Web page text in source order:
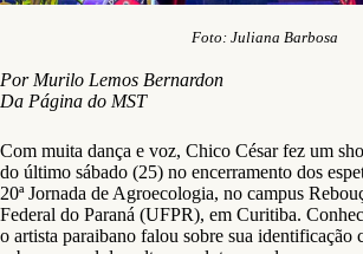
Foto: Juliana Barbosa
Por Murilo Lemos Bernardon
Da Página do MST
Com muita dança e voz, Chico César fez um
do último sábado (25) no encerramento dos
20ª Jornada de Agroecologia, no campus
Federal do Paraná (UFPR), em Curitiba.
o artista paraibano falou sobre sua identificação